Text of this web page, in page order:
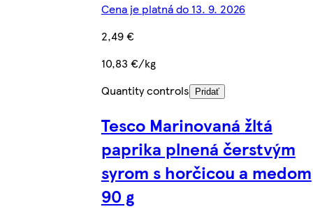
Cena je platná do 13. 9. 2026
2,49 €
10,83 €/kg
Quantity controls
Pridať
Tesco Marinovaná žltá
paprika plnená čerstvým
syrom s horčicou a medom
90 g